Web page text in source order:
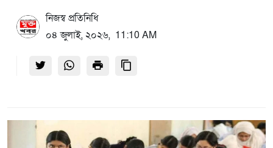
নিজস্ব প্রতিনিধি
০৪ জুলাই, ২০২৬, 11:10 AM